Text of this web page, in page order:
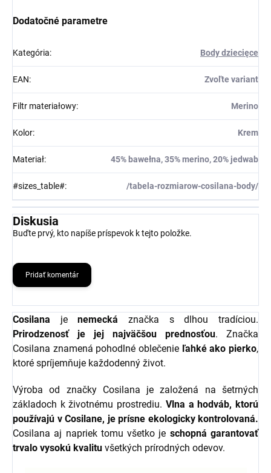
Dodatočné parametre
Kategória: Body dziecięce
EAN: Zvoľte variant
Filtr materiałowy: Merino
Kolor: Krem
Materiał: 45% bawełna, 35% merino, 20% jedwab
#sizes_table#: /tabela-rozmiarow-cosilana-body/
Diskusia
Buďte prvý, kto napíše príspevok k tejto položke.
Pridať komentár
Cosilana jenemecká značka s dlhou tradíciou.
Prirodzenosť je jej najväčšou prednosťou. Značka
Cosilana znamená pohodlné oblečenie ľahké ako pierko,
ktoré spríjemňuje každodenný život.
Výroba od značky Cosilana je založená na šetrných
základoch k životnému prostrediu. Vlna a hodváb, ktorú
používajú v Cosilane, je prísne ekologicky kontrolovaná.
Cosilana aj napriek tomu všetko je schopná garantovať
trvalo vysokú kvalitu všetkých prírodných odevov.